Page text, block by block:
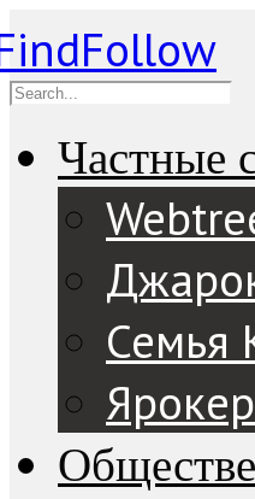
Частные
Семья